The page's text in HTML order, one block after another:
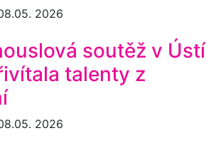
2026
soutěž v Ústí
talenty z
2026